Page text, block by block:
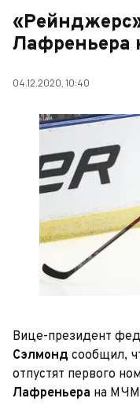
Лафреньера
04.12.2020, 10:40
Вице-президент
Сэлмонд сообщил,
отпустят первого
Лафреньера на